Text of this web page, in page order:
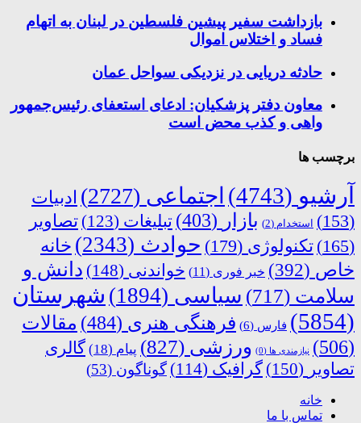
بازداشت سفیر پیشین فلسطین در لبنان به اتهام
فساد و اختلاس اموال
حادثه دریایی در نزدیکی سواحل عمان
معاون دفتر پزشکیان: ادعای استعفای رئیس‌جمهور
واهی و کذب محض است
برچسب ها
آرشیو (4743) اجتماعی (2727)
ادبیات
(153)
استخدام (2) بازار (403) تبلیغات (123)
تصاویر
(165)
تکنولوژی (179) حوادث (2343)
خانه
خاص (392) خبر فوری (11) خواندنی (148)
دانش و
سلامت (717) سیاسی (1894)
شهرستان
(5854)
فارس (6) فرهنگی هنری (484)
مقالات
(506)
نیازمندی ها (0) ورزشی (827) پیام (18)
گالری
تصاویر (150) گرافیک (114) گوناگون (53)
خانه
تماس با ما